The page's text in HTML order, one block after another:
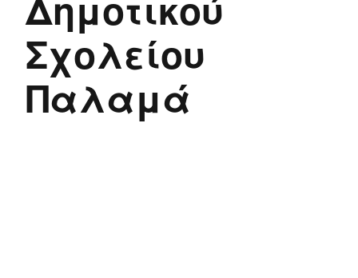
Σχολείου
Παλαμά